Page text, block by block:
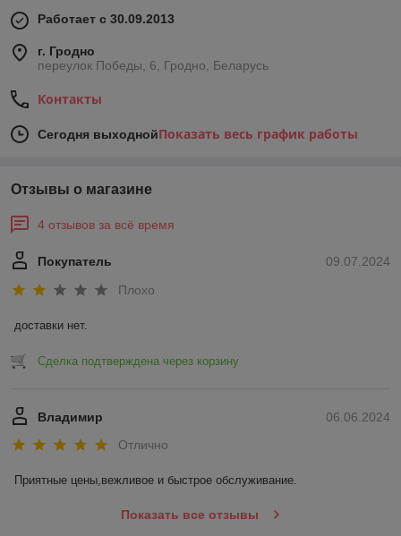
Работает с 30.09.2013
г. Гродно
переулок Победы, 6, Гродно, Беларусь
Контакты
Сегодня выходнойПоказать весь график работы
Отзывы о магазине
4 отзывов за всё время
09.07.2024
Покупатель
Плохо
доставки нет.
Сделка подтверждена через корзину
06.06.2024
Владимир
Отлично
Приятные цены,вежливое и быстрое обслуживание.
Показать все отзывы